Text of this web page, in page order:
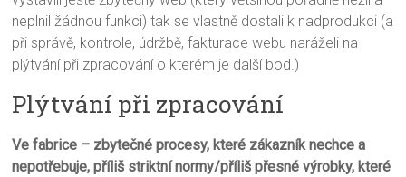
neplnil žádnou funkci) tak se vlastně dostali k nadprodukci (a
při správě, kontrole, údržbě, fakturace webu naráželi na
plýtvání při zpracování o kterém je další bod.)
Plýtvání při zpracování
Ve fabrice – zbytečné procesy, které zákazník nechce a
nepotřebuje, příliš striktní normy/příliš přesné výrobky, které